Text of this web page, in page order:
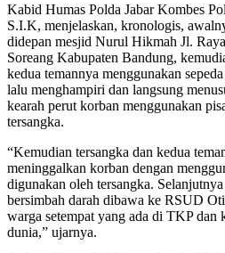
Kabid Humas Polda Jabar Kombes
S.I.K, menjelaskan, kronologis,
didepan mesjid Nurul Hikmah Jl.
Soreang Kabupaten Bandung,
kedua temannya menggunakan
lalu menghampiri dan langsung
kearah perut korban menggunakan
tersangka.
“Kemudian tersangka dan kedua
meninggalkan korban dengan
digunakan oleh tersangka.
bersimbah darah dibawa ke RSUD
warga setempat yang ada di TKP dan
dunia,” ujarnya.